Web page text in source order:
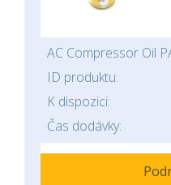
AC Compressor Oil
ID produktu:
K dispozici:
Čas dodávky: